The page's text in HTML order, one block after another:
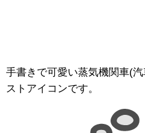
手書きで可愛い蒸気機関車(
ストアイコンです。